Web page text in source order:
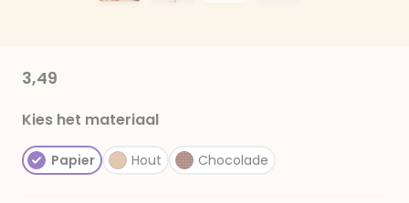
3,49
Kies het materiaal
Papier Hout Chocolade